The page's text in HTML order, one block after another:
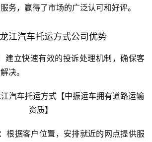
务，赢得了市场的广泛认可和好评。
江汽车托运方式公司优势
建立快速有效的投诉处理机制，确保客
决。
根据客户位置，安排就近的网点提供服